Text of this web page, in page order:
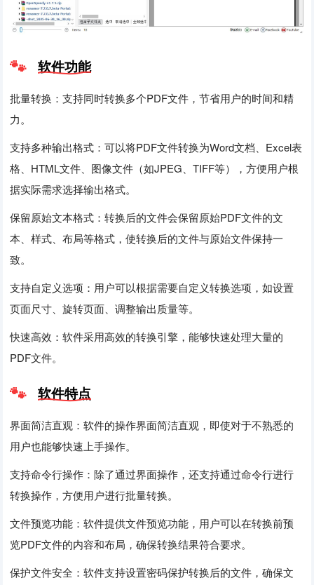
软件功能
批量转换：支持同时转换多个PDF文件，节省用户的时间和精
力。
支持多种输出格式：可以将PDF文件转换为Word文档、Excel表
格、HTML文件、图像文件（如JPEG、TIFF等），方便用户根
据实际需求选择输出格式。
保留原始文本格式：转换后的文件会保留原始PDF文件的文
本、样式、布局等格式，使转换后的文件与原始文件保持一
致。
支持自定义选项：用户可以根据需要自定义转换选项，如设置
页面尺寸、旋转页面、调整输出质量等。
快速高效：软件采用高效的转换引擎，能够快速处理大量的
PDF文件。
软件特点
界面简洁直观：软件的操作界面简洁直观，即使对于不熟悉的
用户也能够快速上手操作。
支持命令行操作：除了通过界面操作，还支持通过命令行进行
转换操作，方便用户进行批量转换。
文件预览功能：软件提供文件预览功能，用户可以在转换前预
览PDF文件的内容和布局，确保转换结果符合要求。
保护文件安全：软件支持设置密码保护转换后的文件，确保文